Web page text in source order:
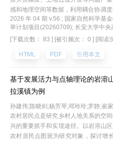
感和地理空间等数据，利用耦合协调
探究陕南秦巴山区人地关系的时空演
明：2000—2020年陕南秦巴山区人口
域植被覆盖呈增加趋势，耕地面积缩
建设用地和草地。60%以上区域人类
而较高耦合和濒临失调面积呈缩减趋
动态性和空间异质性，自然指标与耕
建设用地面积占比的相关程度逐年增
人类活动强度影响为正向，其余人地
效应。研究结果可为陕南地区生态保
2026 年 04 期 v.56 ; 国家自然科学基
举计划项目(20260709); 长安大学中
[下载次数： 83 ] [被引频次： 0 ] [阅读
HTML PDF 引用本文
基于发展活力与点轴理论的岩溶
拉溪镇为例
孙建伟;陈晓剑;杨芳琴;邓玲玲;罗静;崔
农村居民点是研究乡村人地关系的空
兴的重要抓手和实现途径。以岩溶山
农村居民点图斑为研究对象，探讨增